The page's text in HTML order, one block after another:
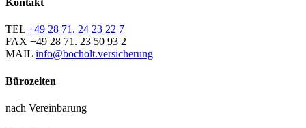
Kontakt
TEL +49 28 71. 24 23 22 7
FAX +49 28 71. 23 50 93 2
MAIL info@bocholt.versicherung
Bürozeiten
nach Vereinbarung